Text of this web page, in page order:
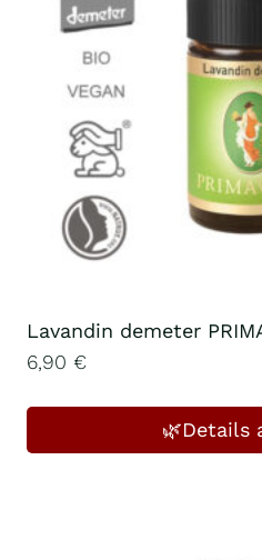
Lavandin demeter
6,90 €
🌿Details